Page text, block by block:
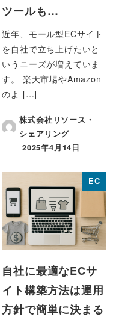
ツールも…
近年、モール型ECサイト
を自社で立ち上げたいと
いうニーズが増えていま
す。 楽天市場やAmazon
のよ […]
株式会社リソース・
シェアリング
投稿日
2025年4月14日
EC
自社に最適なECサ
イト構築方法は運用
方針で簡単に決まる